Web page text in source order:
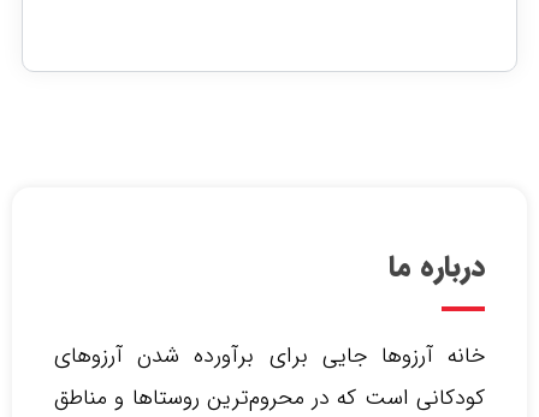
درباره ما
خانه آرزوها جایی برای برآورده شدن آرزوهای
کودکانی است که در محروم‌ترین روستاها و مناطق